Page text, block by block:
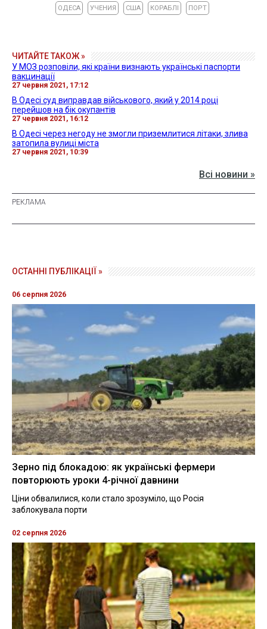
ОДЕСА УЧЕНИЯ США КОРАБЛІ ПОРТ
ЧИТАЙТЕ ТАКОЖ »
У МОЗ розповіли, які країни визнають українські паспорти
вакцинації
27 червня 2021, 17:12
В Одесі суд виправдав військового, який у 2014 році
перейшов на бік окупантів
27 червня 2021, 16:12
В Одесі через негоду не змогли приземлитися літаки, злива
затопила вулиці міста
27 червня 2021, 10:39
Всі новини »
ОСТАННІ ПУБЛІКАЦІЇ »
06 серпня 2026
Зерно під блокадою: як українські фермери
повторюють уроки 4-річної давнини
Ціни обвалилися, коли стало зрозуміло, що Росія
заблокувала порти
02 серпня 2026